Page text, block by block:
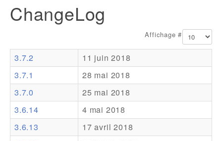
Documentation
Ressources
Addons
Theme Packs
Translation Packs
ChangeLog
Affichage #
3.7.2
11 juin 2018
3.7.1
28 mai 2018
3.7.0
25 mai 2018
3.6.14
4 mai 2018
3.6.13
17 avril 2018